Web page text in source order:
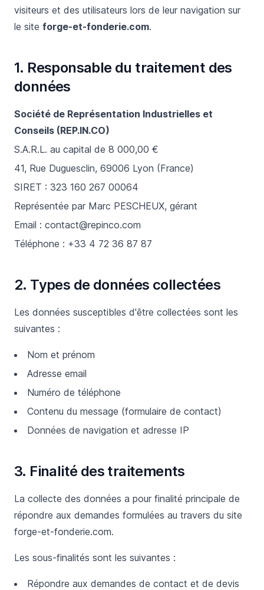
visiteurs et des utilisateurs lors de leur navigation sur
le site forge-et-fonderie.com.
1. Responsable du traitement des
données
Société de Représentation Industrielles et
Conseils (REP.IN.CO)
S.A.R.L. au capital de 8 000,00 €
41, Rue Duguesclin, 69006 Lyon (France)
SIRET : 323 160 267 00064
Représentée par Marc PESCHEUX, gérant
Email : contact@repinco.com
Téléphone : +33 4 72 36 87 87
2. Types de données collectées
Les données susceptibles d'être collectées sont les
suivantes :
Nom et prénom
Adresse email
Numéro de téléphone
Contenu du message (formulaire de contact)
Données de navigation et adresse IP
3. Finalité des traitements
La collecte des données a pour finalité principale de
répondre aux demandes formulées au travers du site
forge-et-fonderie.com.
Les sous-finalités sont les suivantes :
Répondre aux demandes de contact et de devis